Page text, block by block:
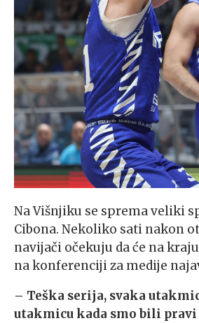
Na Višnjiku se sprema veliki
Cibona. Nekoliko sati nakon
navijači očekuju da će na
na konferenciji za medije
– Teška serija, svaka
utakmicu kada smo bili